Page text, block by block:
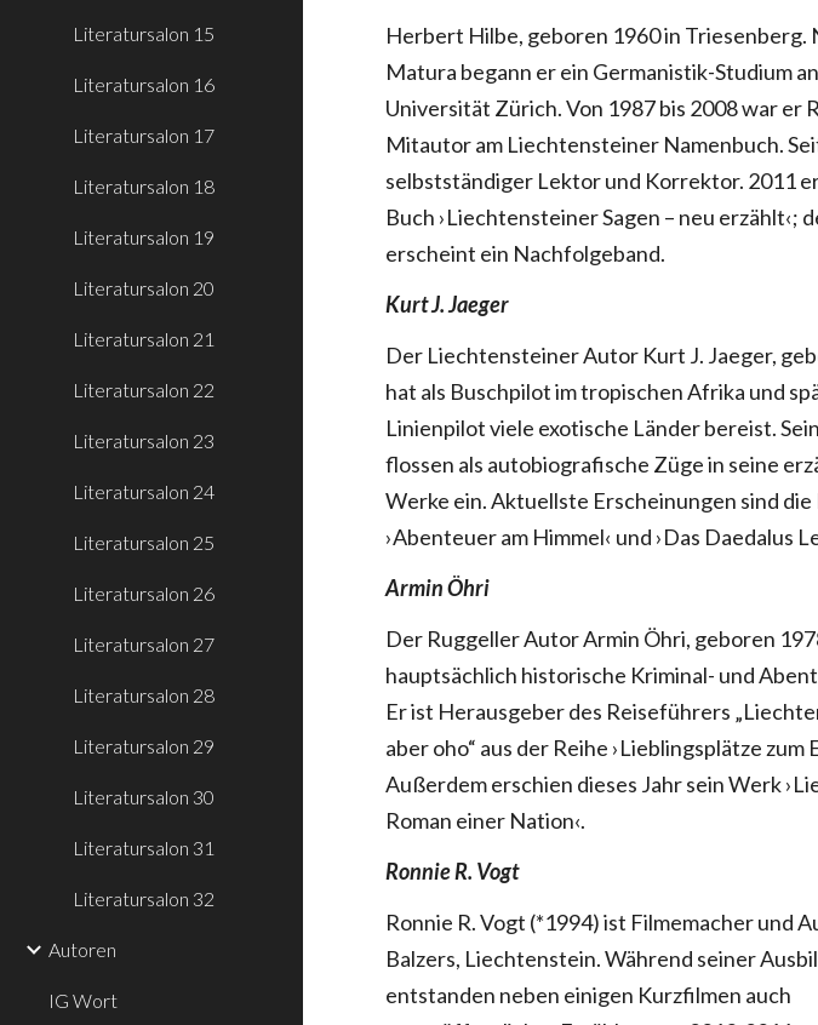
Literatursalon 15
Literatursalon 16
Literatursalon 17
Literatursalon 18
Literatursalon 19
Literatursalon 20
Literatursalon 21
Literatursalon 22
Literatursalon 23
Literatursalon 24
Literatursalon 25
Literatursalon 26
Literatursalon 27
Literatursalon 28
Literatursalon 29
Literatursalon 30
Literatursalon 31
Literatursalon 32
Autoren
IG Wort
Herbert Hilbe, geboren 1960 in Triesenberg.
Matura begann er ein Germanistik-Studium
Universität Zürich. Von 1987 bis 2008 war er
Mitautor am Liechtensteiner Namenbuch.
selbstständiger Lektor und Korrektor. 2011
Buch ›Liechtensteiner Sagen – neu erzählt‹;
erscheint ein Nachfolgeband.
Kurt J. Jaeger
Der Liechtensteiner Autor Kurt J. Jaeger,
hat als Buschpilot im tropischen Afrika und
Linienpilot viele exotische Länder bereist.
flossen als autobiografische Züge in seine
Werke ein. Aktuellste Erscheinungen sind
›Abenteuer am Himmel‹ und ›Das Daedalus
Armin Öhri
Der Ruggeller Autor Armin Öhri, geboren
hauptsächlich historische Kriminal- und
Er ist Herausgeber des Reiseführers
aber oho“ aus der Reihe ›Lieblingsplätze zum
Außerdem erschien dieses Jahr sein Werk
Roman einer Nation‹.
Ronnie R. Vogt
Ronnie R. Vogt (*1994) ist Filmemacher und
Balzers, Liechtenstein. Während seiner
entstanden neben einigen Kurzfilmen auch